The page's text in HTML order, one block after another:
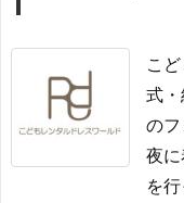
こ
式
の
夜
を